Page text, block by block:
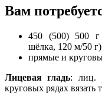
Вам
450 (500) 500 г
шёлка, 120 м/50
прямые и
Лицевая гладь: лиц.
круговых рядах вязать